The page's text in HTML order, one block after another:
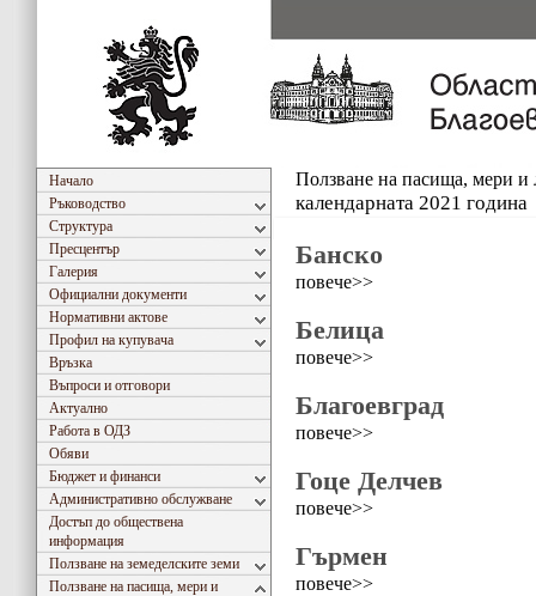
Начало
Ръководство
Структура
Пресцентър
Галерия
Официални документи
Нормативни актове
Профил на купувача
Връзка
Въпроси и отговори
Актуално
Работа в ОДЗ
Обяви
Бюджет и финанси
Административно обслужване
Достъп до обществена
информация
Ползване на земеделските земи
Ползване на пасища, мери и
Ползване на пасища, мери и
календарната 2021 година
Банско
повече>>
Белица
повече>>
Благоевград
повече>>
Гоце Делчев
повече>>
Гърмен
повече>>